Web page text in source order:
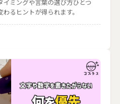
イミングや言葉の選び方ひとつ
るヒントが得られます。